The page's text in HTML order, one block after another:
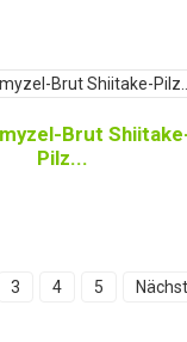
Brut
Pilz...
3 4 5